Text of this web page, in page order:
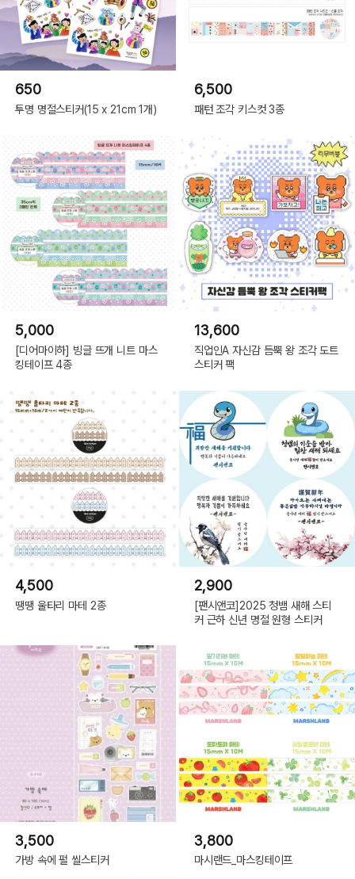
650
투명 명절스티커(15 x 21cm 1개)
6,500
패턴 조각 키스컷 3종
5,000
[디어마이하] 빙글 뜨개 니트 마스
킹테이프 4종
13,600
직업인A 자신감 듬뿍 왕 조각 도트
스티커 팩
4,500
땡땡 울타리 마테 2종
2,900
[팬시앤코]2025 청뱀 새해 스티
커 근하 신년 명절 원형 스티커
3,500
가방 속에 펄 씰스티커
3,800
마시랜드_마스킹테이프